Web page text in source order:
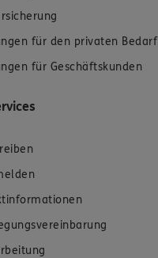
für den privaten Bedarf
für Geschäftskunden